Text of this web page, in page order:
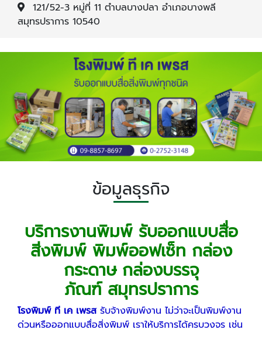
121/52-3 หมู่ที่ 11 ตำบลบางปลา อำเภอบางพลี
สมุทรปราการ 10540
ข้อมูลธุรกิจ
บริการงานพิมพ์ รับออกแบบสื่อ
สิ่งพิมพ์ พิมพ์ออฟเซ็ท กล่อง
กระดาษ กล่องบรรจุ
ภัณฑ์ สมุทรปราการ
โรงพิมพ์ ที เค เพรสรับจ้างพิมพ์งาน ไม่ว่าจะเป็นพิมพ์งาน
ด่วนหรือออกแบบสื่อสิ่งพิมพ์ เราให้บริการได้ครบวงจร เช่น